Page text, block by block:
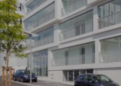
Particulier
Entreprise